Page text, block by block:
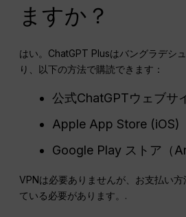
ますか？
はい。ChatGPT Plusはバングラデシ
り、以下の方法で購読できます：
公式ChatGPTウェブサ
Apple App Store (iOS)
Google Play ストア（
VPNは必要ありませんが、お支払い
ている必要があります。.